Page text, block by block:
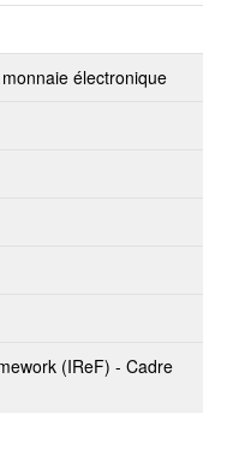
électronique
(IReF) - Cadre